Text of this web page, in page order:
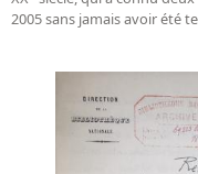
Dictionnaire de la BnF
Dictionnaire BnF :
Dictionnaire des
2005 sans jamais avoir été